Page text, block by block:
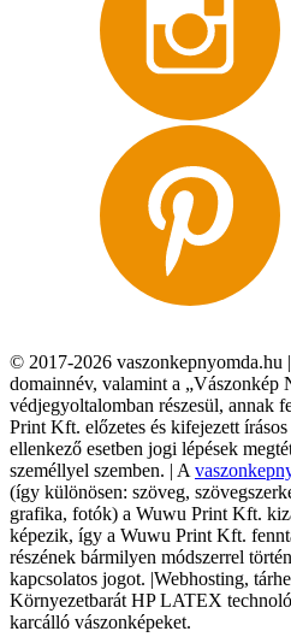
© 2017-2026 vaszonkepnyomda.hu
domainnév, valamint a „Vászonkép
védjegyoltalomban részesül, annak
Print Kft. előzetes és kifejezett
ellenkező esetben jogi lépések
személlyel szemben. | A
(így különösen: szöveg,
grafika, fotók) a Wuwu Print Kft.
képezik, így a Wuwu Print Kft.
részének bármilyen módszerrel
kapcsolatos jogot. |Webhosting,
Környezetbarát HP LATEX
karcálló vászonképeket.